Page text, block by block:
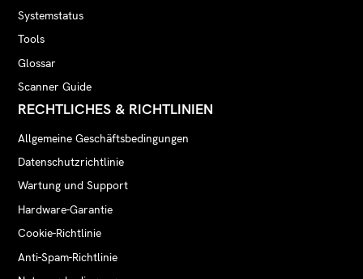
Systemstatus
Tools
Glossar
Scanner Guide
RECHTLICHES & RICHTLINIEN
Allgemeine Geschäftsbedingungen
Datenschutzrichtlinie
Wartung und Support
Hardware-Garantie
Cookie-Richtlinie
Anti-Spam-Richtlinie